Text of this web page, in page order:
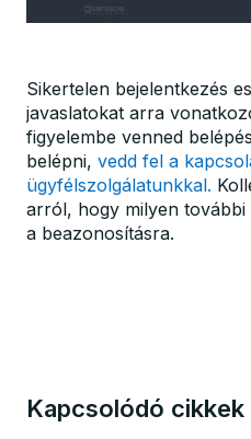
Sikertelen bejelentkezés
javaslatokat arra
figyelembe venned
belépni, vedd fel a
ügyfélszolgálatunkkal.
arról, hogy milyen további
a beazonosításra.
Kapcsolódó cikkek